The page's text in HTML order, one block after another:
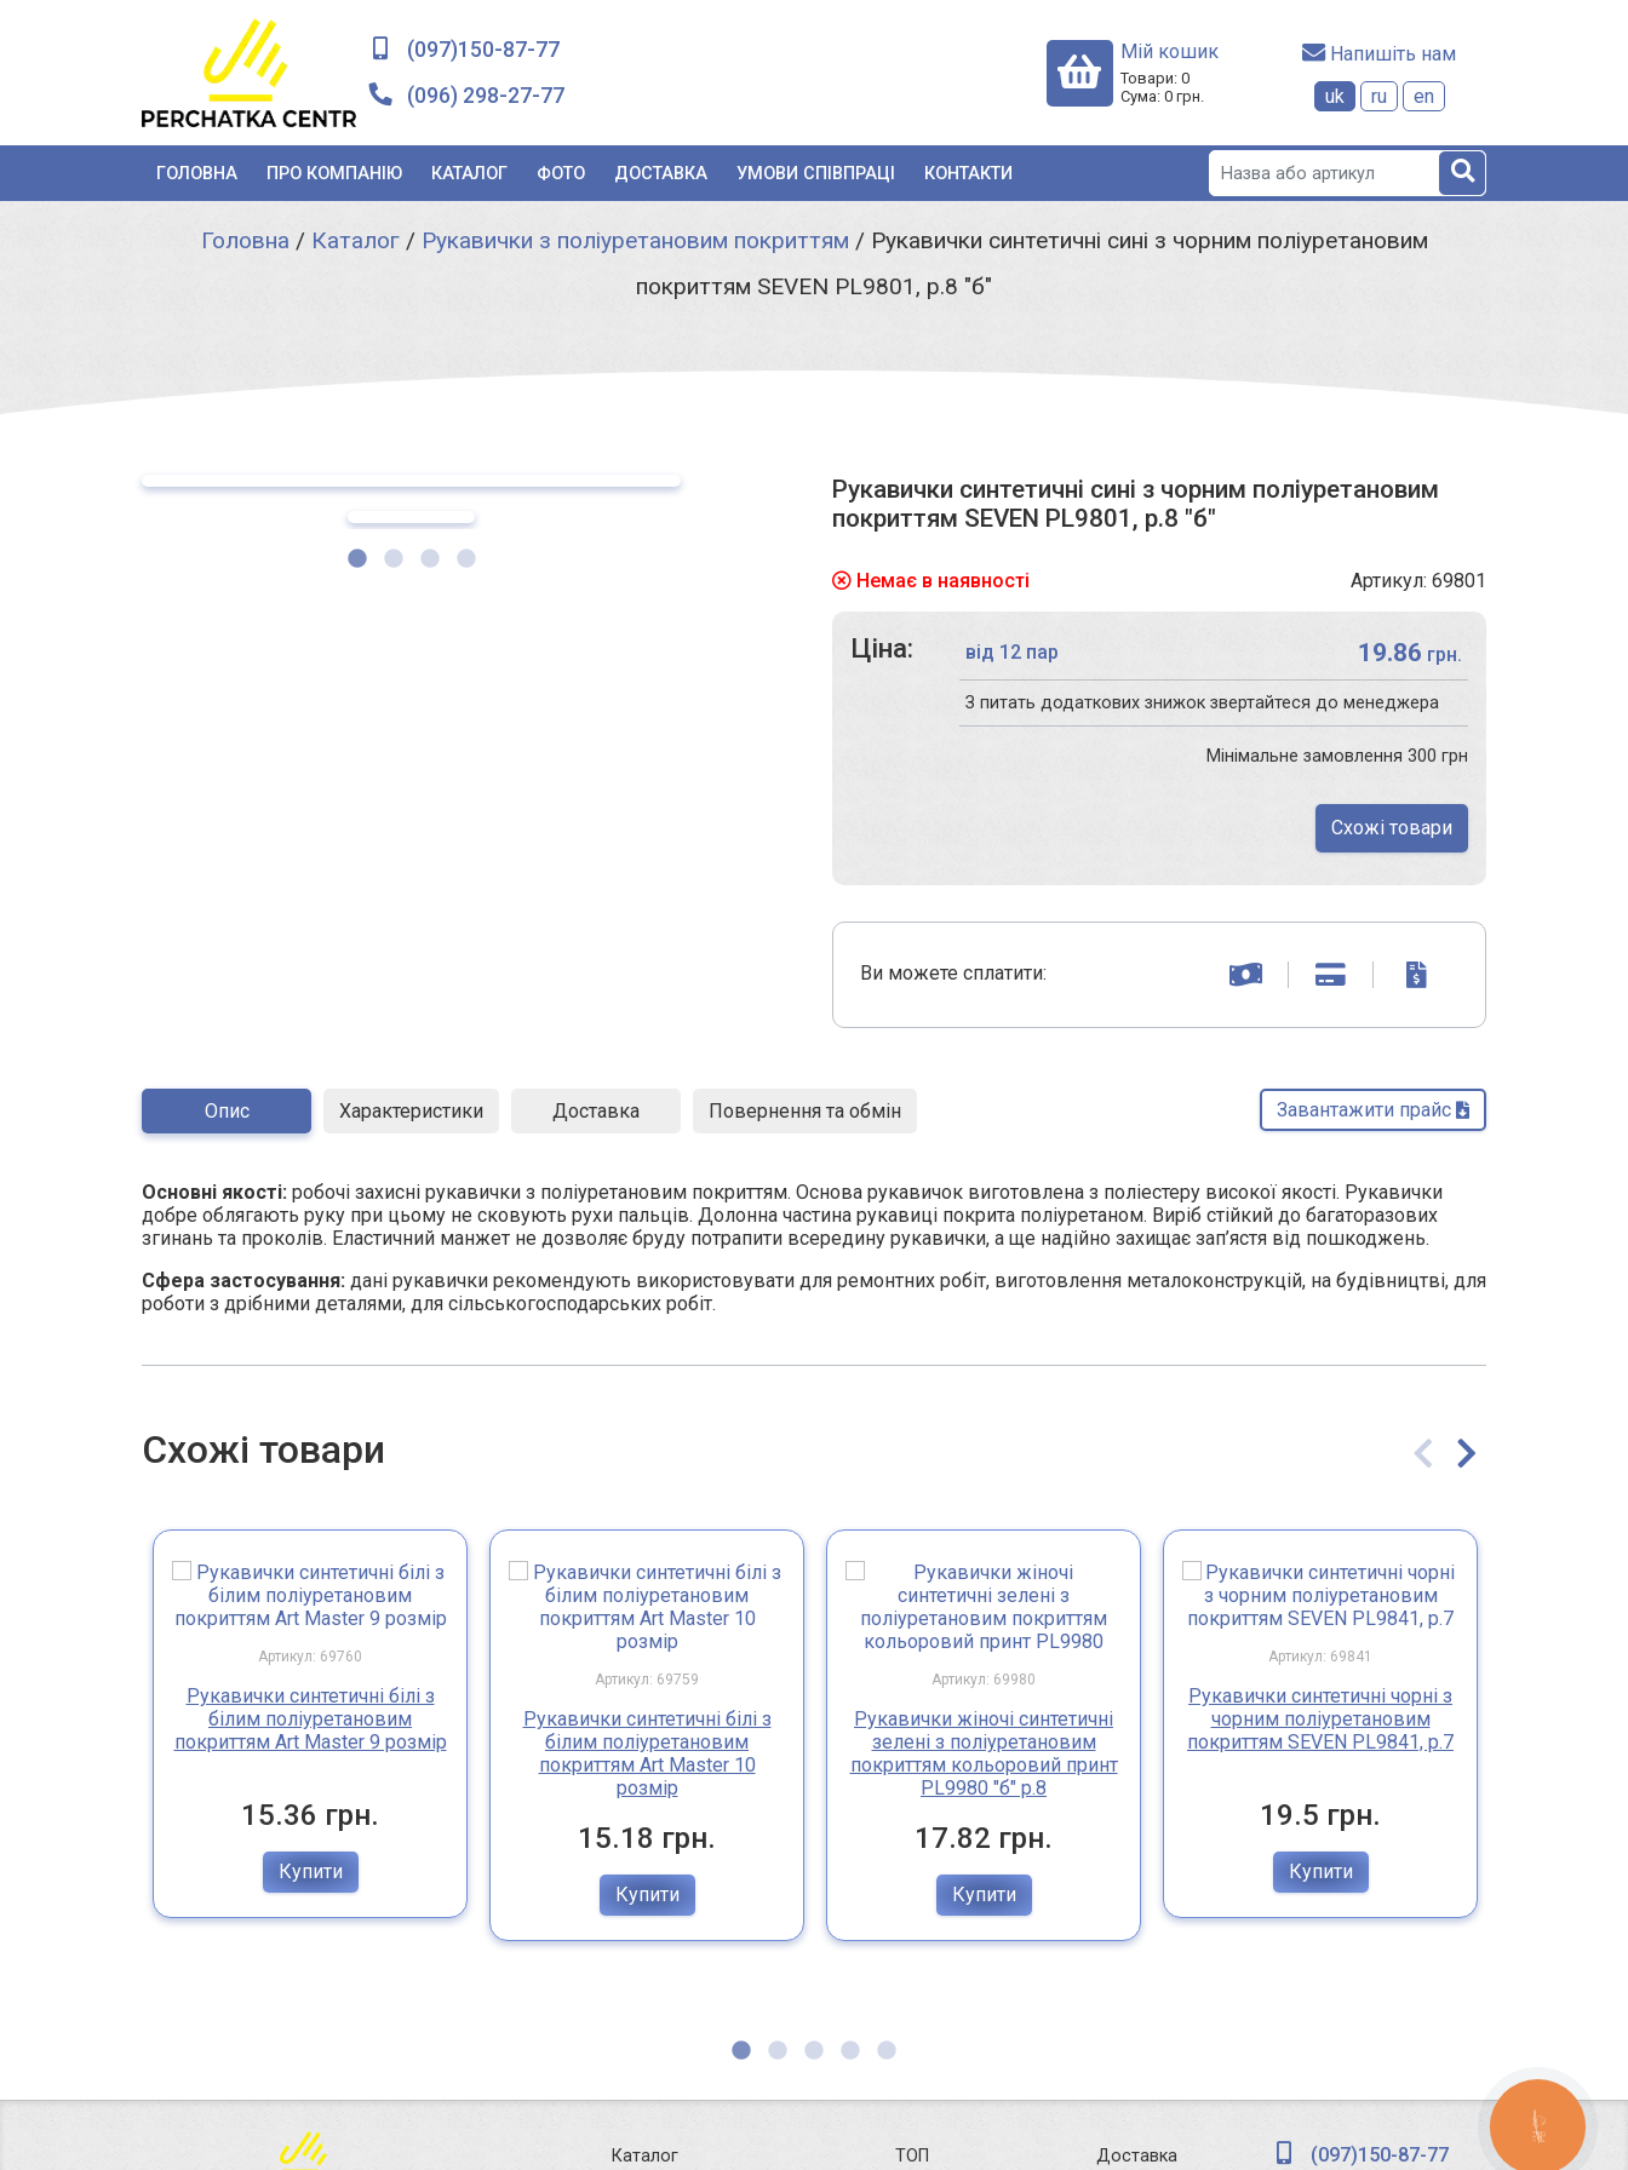
(097)150-87-77
(096) 298-27-77
Мій кошик
Товари: 0
Сума: 0грн.
Напишіть нам
uk
ru en
ГОЛОВНА ПРО КОМПАНІЮ КАТАЛОГ ФОТО ДОСТАВКА УМОВИ СПІВПРАЦІ КОНТАКТИ
Головна / Каталог/ Рукавички з поліуретановим покриттям / Рукавички синтетичні сині з чорним поліуретановим
покриттям SEVEN PL9801, р.8 "б"
Рукавички синтетичні сині з чорним поліуретановим
покриттям SEVEN PL9801, р.8 "б"
Немає в наявності Артикул: 69801
Ціна: від 12 пар 19.86 грн.
З питать додаткових знижок звертайтеся до менеджера
Мінімальне замовлення 300 грн
Схожі товари
Ви можете сплатити:
Опис Характеристики Доставка Повернення та обмін Завантажити прайс
Основні якості: робочі захисні рукавички з поліуретановим покриттям. Основа рукавичок виготовлена з поліестеру високої якості. Рукавички
добре облягають руку при цьому не сковують рухи пальців. Долонна частина рукавиці покрита поліуретаном. Виріб стійкий до багаторазових
згинань та проколів. Еластичний манжет не дозволяє бруду потрапити всередину рукавички, а ще надійно захищає зап’ястя від пошкоджень.
Сфера застосування: дані рукавички рекомендують використовувати для ремонтних робіт, виготовлення металоконструкцій, на будівництві, для
роботи з дрібними деталями, для сільськогосподарських робіт.
Схожі товари
Артикул: 69760
Рукавички синтетичні білі з
білим поліуретановим
покриттям Art Master 9 розмір
15.36 грн.
Купити
Артикул: 69759
Рукавички синтетичні білі з
білим поліуретановим
покриттям Art Master 10
розмір
15.18 грн.
Купити
Артикул: 69980
Рукавички жіночі синтетичні
зелені з поліуретановим
покриттям кольоровий принт
PL9980 "б" р.8
17.82 грн.
Купити
Артикул: 69841
Рукавички синтетичні чорні з
чорним поліуретановим
покриттям SEVEN PL9841, р.7
19.5 грн.
Купити
Каталог ТОП Доставка (097)150-87-77
КНОПКА
ЗВ'ЯЗКУ